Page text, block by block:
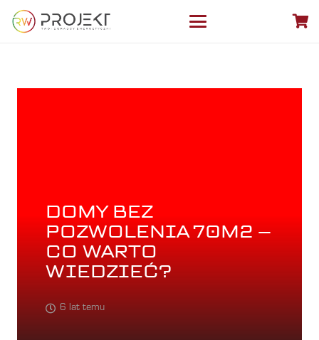
DOMY BEZ
POZWOLENIA 70M2 –
CO WARTO
WIEDZIEĆ?
6 lat temu